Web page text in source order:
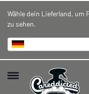
Wähle dein Lieferland, um
zu sehen.